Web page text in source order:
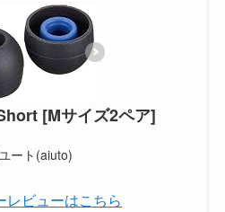
[Mサイズ2ペア]
ート(aiuto)
ビューはこちら